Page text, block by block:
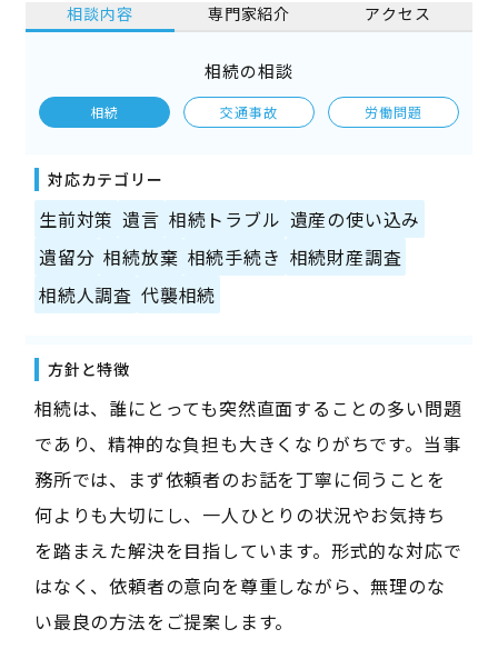
相談内容 専門家紹介 アクセス
相続の相談
相続 交通事故 労働問題
対応カテゴリー
生前対策 遺言 相続トラブル 遺産の使い込み
遺留分 相続放棄 相続手続き 相続財産調査
相続人調査 代襲相続
方針と特徴
相続は、誰にとっても突然直面することの多い問題
であり、精神的な負担も大きくなりがちです。当事
務所では、まず依頼者のお話を丁寧に伺うことを
何よりも大切にし、一人ひとりの状況やお気持ち
を踏まえた解決を目指しています。形式的な対応で
はなく、依頼者の意向を尊重しながら、無理のな
い最良の方法をご提案します。